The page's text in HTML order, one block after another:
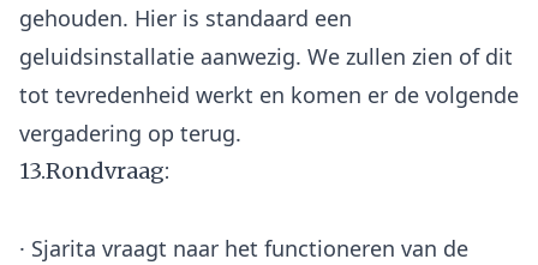
gehouden. Hier is standaard een
geluidsinstallatie aanwezig. We zullen zien of dit
tot tevredenheid werkt en komen er de volgende
13.Rondvraag:
· Sjarita vraagt naar het functioneren van de